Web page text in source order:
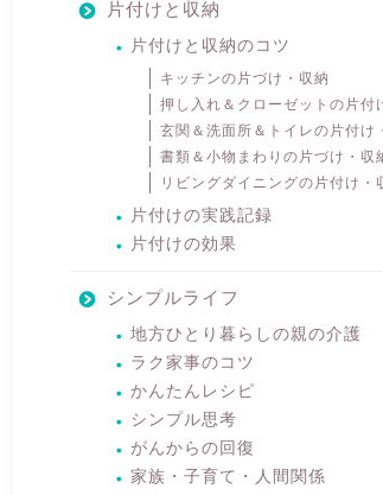
片付けと収納
片付けと収納のコツ
キッチンの片づけ・収納
押し入れ＆クローゼットの片付
玄関＆洗面所＆トイレの片付け
書類＆小物まわりの片づけ・収
リビングダイニングの片付け・
片付けの実践記録
片付けの効果
シンプルライフ
地方ひとり暮らしの親の介護
ラク家事のコツ
かんたんレシピ
シンプル思考
がんからの回復
家族・子育て・人間関係